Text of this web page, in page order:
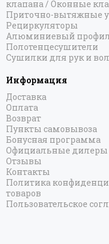
клапана / Оконные
Приточно-вытяжные
Рециркуляторы
Алюминиевый
Полотенцесушители
Сушилки для рук и
Информация
Доставка
Оплата
Возврат
Пункты самовывоза
Бонусная программа
Официальные дилеры
Отзывы
Контакты
Политика
товаров
Пользовательское